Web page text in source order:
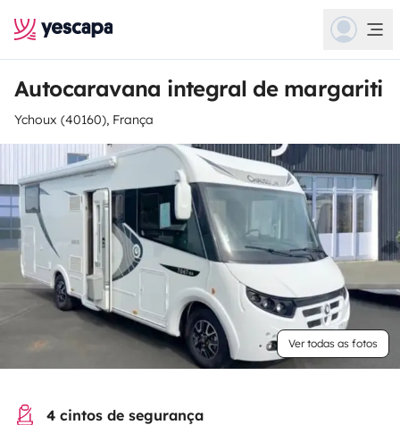
Autocaravana integral de margariti
Ychoux (40160), França
Ver todas as fotos
4 cintos de segurança